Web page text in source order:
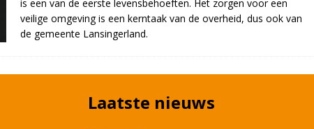
is een van de eerste levensbehoeften. Het zorgen voor een
veilige omgeving is een kerntaak van de overheid, dus ook van
de gemeente Lansingerland.
Laatste nieuws